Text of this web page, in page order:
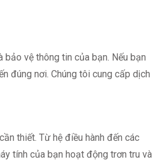
vệ thông tin của bạn. Nếu bạn
đúng nơi. Chúng tôi cung cấp dịch
thiết. Từ hệ điều hành đến các
tính của bạn hoạt động trơn tru và